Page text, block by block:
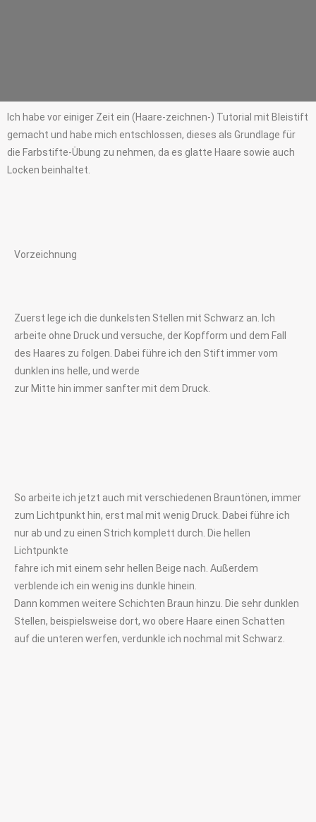
Ich habe vor einiger Zeit ein (Haare-zeichnen-) Tutorial mit Bleistift
gemacht und habe mich entschlossen, dieses als Grundlage für
die Farbstifte-Übung zu nehmen, da es glatte Haare sowie auch
Locken beinhaltet.
Vorzeichnung
Zuerst lege ich die dunkelsten Stellen mit Schwarz an. Ich
arbeite ohne Druck und versuche, der Kopfform und dem Fall
des Haares zu folgen. Dabei führe ich den Stift immer vom
dunklen ins helle, und werde
zur Mitte hin immer sanfter mit dem Druck.
So arbeite ich jetzt auch mit verschiedenen Brauntönen, immer
zum Lichtpunkt hin, erst mal mit wenig Druck. Dabei führe ich
nur ab und zu einen Strich komplett durch. Die hellen
Lichtpunkte
fahre ich mit einem sehr hellen Beige nach. Außerdem
verblende ich ein wenig ins dunkle hinein.
Dann kommen weitere Schichten Braun hinzu. Die sehr dunklen
Stellen, beispielsweise dort, wo obere Haare einen Schatten
auf die unteren werfen, verdunkle ich nochmal mit Schwarz.